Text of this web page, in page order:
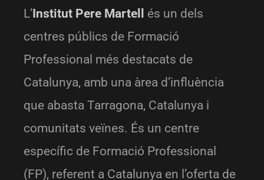
L’Institut Pere Martell
és un dels
centres públics de Formació
Professional més destacats de
Catalunya, amb una àrea d’influència
que abasta Tarragona, Catalunya i
comunitats veïnes. És un centre
específic de Formació Professional
(FP), referent a Catalunya en l’oferta de